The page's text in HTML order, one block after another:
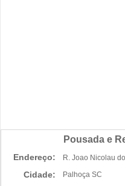
Pousada e
Endereço: R. Joao Nicolau
Cidade: Palhoça SC